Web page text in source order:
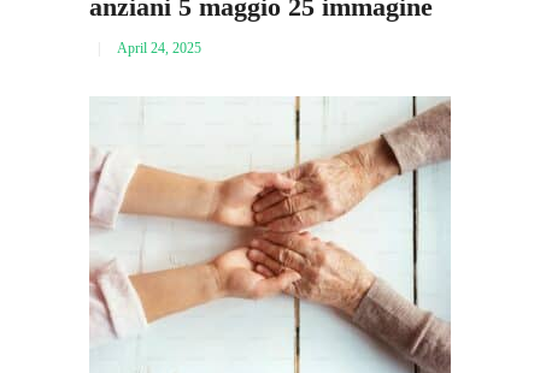
anziani 5 maggio 25 immagine
April 24, 2025